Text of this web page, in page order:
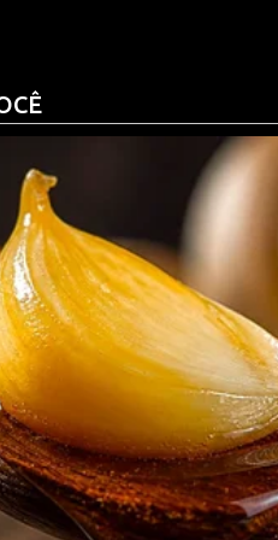
unir, a buscar o mesmo
precisa se posicionar e
tudo sozinho,
uma base sólida, nós
o país, temos que
não está morta.
e já passou da hora de
entre os candidatos
qual o real
mais.